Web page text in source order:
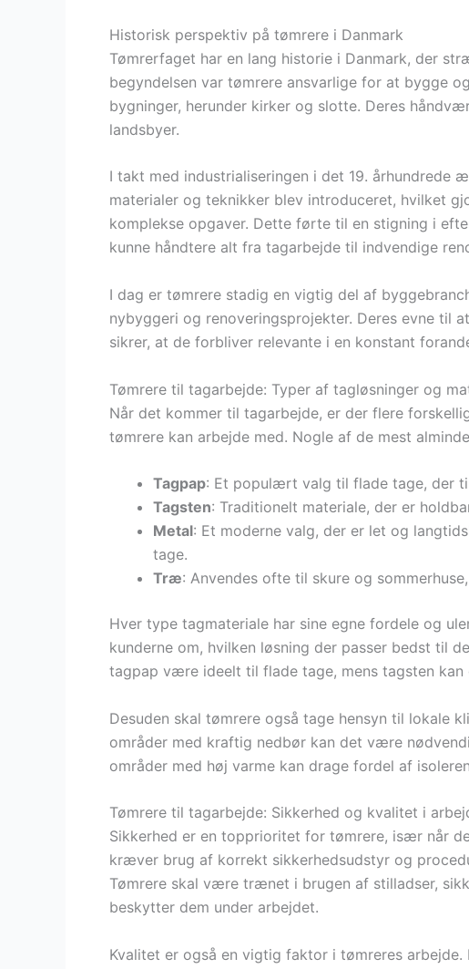
Historisk perspektiv på tømrere i Danmark
Tømrerfaget har en lang historie i Danmark, der
begyndelsen var tømrere ansvarlige for at bygge
bygninger, herunder kirker og slotte. Deres
landsbyer.
I takt med industrialiseringen i det 19. århundrede
materialer og teknikker blev introduceret, hvilket
komplekse opgaver. Dette førte til en stigning i
kunne håndtere alt fra tagarbejde til indvendige
I dag er tømrere stadig en vigtig del af
nybyggeri og renoveringsprojekter. Deres evne til
sikrer, at de forbliver relevante i en konstant
Tømrere til tagarbejde: Typer af tagløsninger og
Når det kommer til tagarbejde, er der flere
tømrere kan arbejde med. Nogle af de mest
Tagpap: Et populært valg til flade tage, der
Tagsten: Traditionelt materiale, der er
Metal: Et moderne valg, der er let og
tage.
Træ: Anvendes ofte til skure og
Hver type tagmateriale har sine egne fordele og
kunderne om, hvilken løsning der passer bedst til
tagpap være ideelt til flade tage, mens tagsten kan
Desuden skal tømrere også tage hensyn til lokale
områder med kraftig nedbør kan det være
områder med høj varme kan drage fordel af
Tømrere til tagarbejde: Sikkerhed og kvalitet i
Sikkerhed er en topprioritet for tømrere, især når
kræver brug af korrekt sikkerhedsudstyr og
Tømrere skal være trænet i brugen af stilladser,
beskytter dem under arbejdet.
Kvalitet er også en vigtig faktor i tømreres